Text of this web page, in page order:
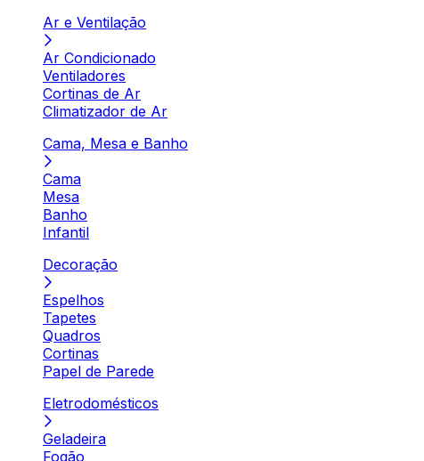
Ar e Ventilação
Ar Condicionado
Ventiladores
Cortinas de Ar
Climatizador de Ar
Cama, Mesa e Banho
Cama
Mesa
Banho
Infantil
Decoração
Espelhos
Tapetes
Quadros
Cortinas
Papel de Parede
Eletrodomésticos
Geladeira
Fogão